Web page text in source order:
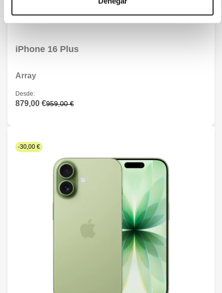
iPhone 16 Plus
Array
Desde:
879,00 €959,00 €
-30,00 €